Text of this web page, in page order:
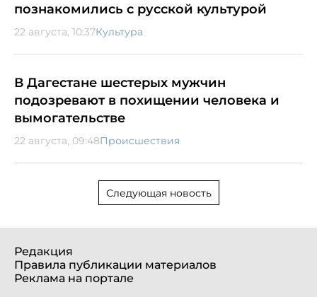
познакомились с русской культурой
22 августа, 10:37Культура
В Дагестане шестерых мужчин
подозревают в похищении человека и
вымогательстве
22 августа, 09:48Происшествия
Следующая новость
Редакция
Правила публикации материалов
Реклама на портале